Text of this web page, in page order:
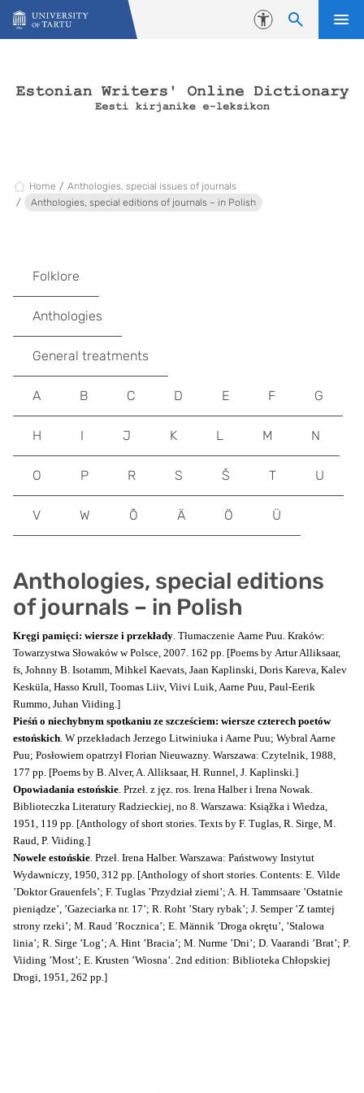
Skip to content
Accessibility
Home
Anthologies, special issues of journals
Anthologies, special editions of journals – in Polish
Anthologies, special editions
of journals – in Polish
Kręgi pamięci: wiersze i przekłady. Tłumaczenie Aarne Puu. Kraków:
Towarzystwa Słowaków w Polsce, 2007. 162 pp. [Poems by Artur Alliksaar,
fs, Johnny B. Isotamm, Mihkel Kaevats, Jaan Kaplinski, Doris Kareva, Kalev
Kesküla, Hasso Krull, Toomas Liiv, Viivi Luik, Aarne Puu, Paul-Eerik
Rummo, Juhan Viiding.]
Pieśń o niechybnym spotkaniu ze szcześciem: wiersze czterech poetów
estońskich. W przekładach Jerzego Litwiniuka i Aarne Puu; Wybral Aarne
Puu; Posłowiem opatrzył Florian Nieuwazny. Warszawa: Czytelnik, 1988,
177 pp. [Poems by B. Alver, A. Alliksaar, H. Runnel, J. Kaplinski.]
Opowiadania estońskie. Przeł. z jęz. ros. Irena Halber i Irena Nowak.
Biblioteczka Literatury Radzieckiej, no 8. Warszawa: Ksiąžka i Wiedza,
1951, 119 pp. [Anthology of short stories. Texts by F. Tuglas, R. Sirge, M.
Raud, P. Viiding.]
Nowele estońskie. Przeł. Irena Halber. Warszawa: Państwowy Instytut
Wydawniczy, 1950, 312 pp. [Anthology of short stories. Contents: E. Vilde
’Doktor Grauenfels’; F. Tuglas ’Przydział ziemi’; A. H. Tammsaare ’Ostatnie
pieniądze’, ’Gazeciarka nr. 17’; R. Roht ’Stary rybak’; J. Semper ’Z tamtej
strony rzeki’; M. Raud ’Rocznica’; E. Männik ’Droga okrętu’, ’Stalowa
linia’; R. Sirge ’Log’; A. Hint ’Bracia’; M. Nurme ’Dni’; D. Vaarandi ’Brat’; P.
Viiding ’Most’; E. Krusten ’Wiosna’. 2nd edition: Biblioteka Chłopskiej
Drogi, 1951, 262 pp.]
Folklore
Anthologies
General treatments
A B C D E F G
H I J K L M N
O P R S Š T U
V W Õ Ä Ö Ü